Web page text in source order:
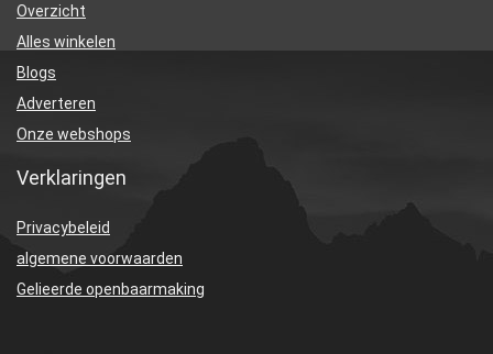
Overzicht
Alles winkelen
Blogs
Adverteren
Onze webshops
Verklaringen
Privacybeleid
algemene voorwaarden
Gelieerde openbaarmaking